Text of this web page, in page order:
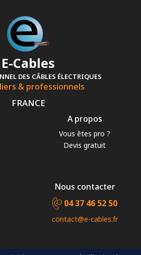
E-Cables
DES CÂBLES ÉLECTRIQUES
& professionnels
FRANCE
A propos
Vous êtes pro ?
Devis gratuit
Nous contacter
04 37 46 52 50
contact@e-cables.fr